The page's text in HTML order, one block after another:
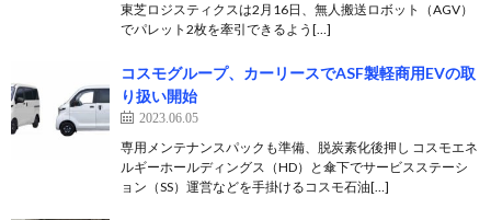
東芝ロジスティクスは2月16日、無人搬送ロボット（AGV）
でパレット2枚を牽引できるよう[…]
コスモグループ、カーリースでASF製軽商用EVの取
り扱い開始
2023.06.05
専用メンテナンスパックも準備、脱炭素化後押し コスモエネ
ルギーホールディングス（HD）と傘下でサービスステーシ
ョン（SS）運営などを手掛けるコスモ石油[…]